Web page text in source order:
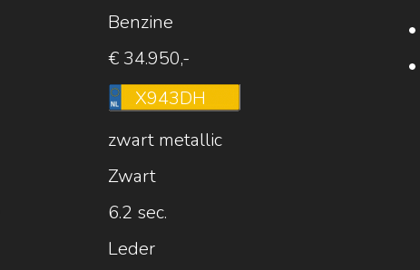
Benzine
€ 34.950,-
X943DH
zwart metallic
Zwart
6.2 sec.
Leder